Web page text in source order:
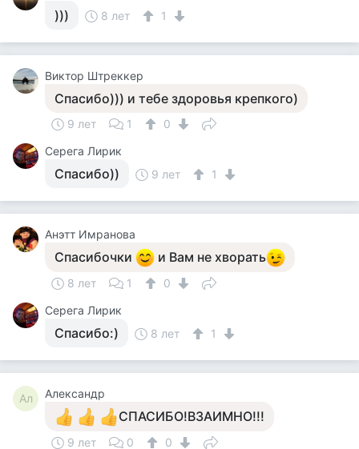
))) 8 лет 1
Виктор Штреккер
Спасибо))) и тебе здоровья крепкого)
9 лет 1
0
Серега Лирик
Спасибо)) 9 лет 1
Анэтт Имранова
Спасибочки и Вам не хворать
8 лет 1
0
Серега Лирик
Спасибо:) 8 лет 1
Ал Александр
СПАСИБО!ВЗАИМНО!!!
9 лет 0 0